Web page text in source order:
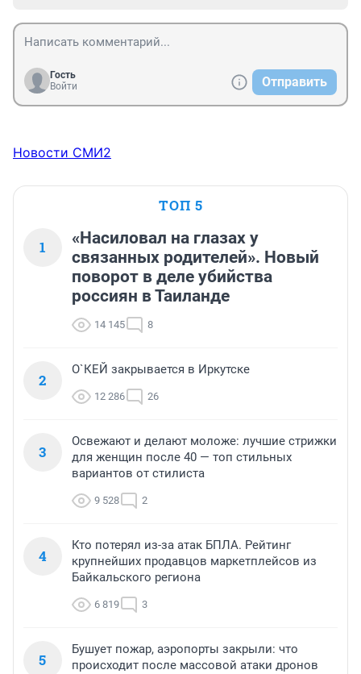
Гость
Войти
Отправить
Новости СМИ2
ТОП 5
1
«Насиловал на глазах у
связанных родителей». Новый
поворот в деле убийства
россиян в Таиланде
14 145 8
2
О`КЕЙ закрывается в Иркутске
12 286 26
3
Освежают и делают моложе: лучшие стрижки
для женщин после 40 — топ стильных
вариантов от стилиста
9 528 2
4
Кто потерял из-за атак БПЛА. Рейтинг
крупнейших продавцов маркетплейсов из
Байкальского региона
6 819 3
5
Бушует пожар, аэропорты закрыли: что
происходит после массовой атаки дронов